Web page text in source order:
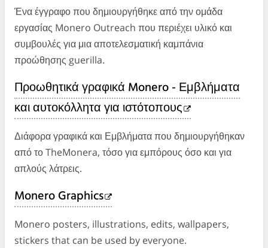
Ένα έγγραφο που δημιουργήθηκε από την ομάδα
εργασίας Monero Outreach που περιέχει υλικό και
συμβουλές για μια αποτελεσματική καμπάνια
προώθησης guerilla.
Προωθητικά γραφικά Monero - Εμβλήματα
και αυτοκόλλητα για ιστότοπους
Διάφορα γραφικά και Εμβλήματα που δημιουργήθηκαν
από το TheMonera, τόσο για εμπόρους όσο και για
απλούς λάτρεις.
Monero Graphics
Monero posters, illustrations, edits, wallpapers,
stickers that can be used by everyone.